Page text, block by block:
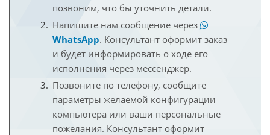
позвоним, что бы уточнить детали.
Напишите нам сообщение через
WhatsApp. Консультант оформит заказ
и будет информировать о ходе его
исполнения через мессенджер.
Позвоните по телефону, сообщите
параметры желаемой конфигурации
компьютера или ваши персональные
пожелания. Консультант оформит